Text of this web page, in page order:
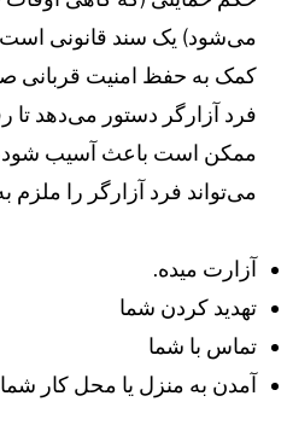
می‌شود) یک سند قانونی است
کمک به حفظ امنیت قربانی
فرد آزارگر دستور می‌دهد تا
ممکن است باعث آسیب شود،
می‌تواند فرد آزارگر را ملزم به
آزارت میده.
تهدید کردن شما
تماس با شما
آمدن به منزل یا محل کار شما